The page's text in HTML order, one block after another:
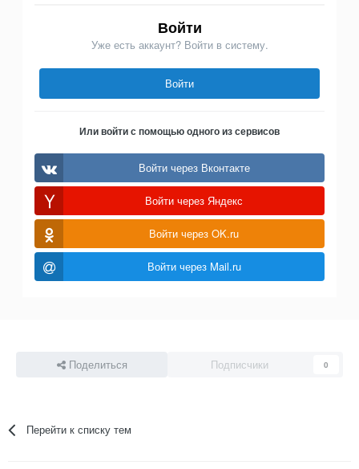
Войти
Уже есть аккаунт? Войти в систему.
Войти
Или войти с помощью одного из сервисов
Войти через Вконтакте
Войти через Яндекс
Войти через OK.ru
Войти через Mail.ru
Поделиться Подписчики 0
Перейти к списку тем